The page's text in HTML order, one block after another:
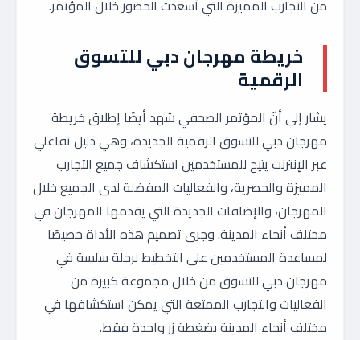
من التجارب المميزة التي أسعدت الحضور خلال المؤتمر.
خريطة مهرجان دبي للتسوق
الرقمية
يشار إلى أنّ المؤتمر الصحفي شهد أيضًا إطلاق خريطة
مهرجان دبي للتسوق الرقمية الجديدة، وهي دليل تفاعلي
عبر الإنترنت يتيح للمستخدمين استكشاف جميع التجارب
المميزة والحصرية، والفعاليات المفضلة لدى الجميع خلال
المهرجان، والإضافات الجديدة التي يقدمها المهرجان في
مختلف أنحاء المدينة. وجرى تصميم هذه الأداة خصيصًا
لمساعدة المستخدمين على التخطيط لرحلة سلسة في
مهرجان دبي للتسوق من خلال مجموعة كبيرة من
الفعاليات والتجارب الممتعة التي يمكن استكشافها في
مختلف أنحاء المدينة بضغطة زر واحدة فقط.